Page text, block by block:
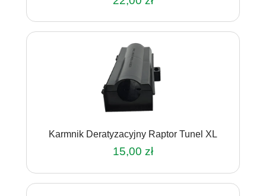
Karmnik Deratyzacyjny Raptor Tunel XL
15,00 zł